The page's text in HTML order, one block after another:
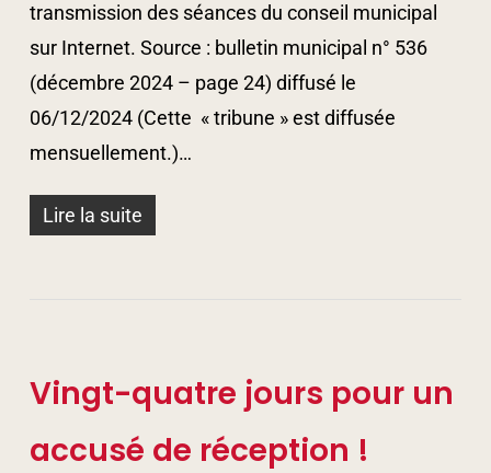
transmission des séances du conseil municipal
sur Internet. Source : bulletin municipal n° 536
(décembre 2024 – page 24) diffusé le
06/12/2024 (Cette « tribune » est diffusée
mensuellement.)…
Lire la suite
Vingt-quatre jours pour un
accusé de réception !